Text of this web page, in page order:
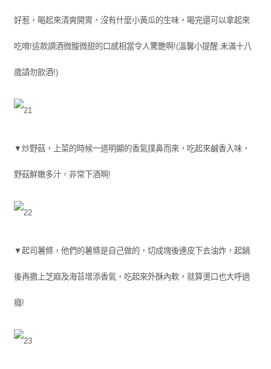
好惹，喝起來清爽開胃，沒有什麼小黃瓜的生味，喝完還可以拿起來
吃唷!這款調酒微酸微甜的口感相當令人驚艷啊!(溫馨小提醒:未滿十八
歲請勿飲酒!)
▼炒野菇，上菜的時候一道明顯的香氣撲鼻而來，吃起來鹹香入味，
野菇鮮嫩多汁，非常下酒啊!
▼起司薯條，他們的薯條是自己做的，切成塊後連皮下去油炸，起鍋
後再撒上芝麻及海苔增添香氣，吃起來外酥內軟，就算燙口也大呼過
癮!